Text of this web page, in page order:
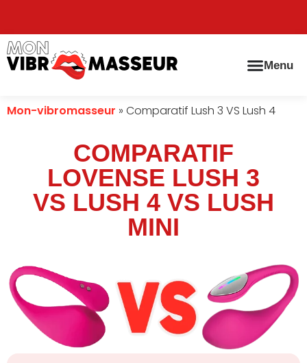
Menu
Mon-vibromasseur » Comparatif Lush 3 VS Lush 4
COMPARATIF
LOVENSE LUSH 3
VS LUSH 4 VS LUSH
MINI